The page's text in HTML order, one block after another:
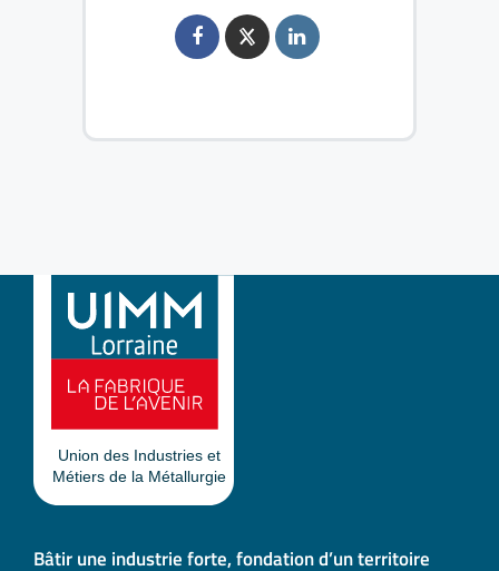
Bâtir une industrie forte, fondation d’un territoire